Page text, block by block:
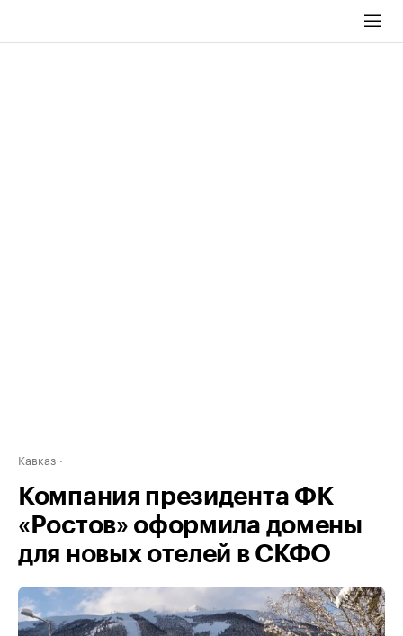
Кавказ
Компания президента ФК
«Ростов» оформила домены
для новых отелей в СКФО